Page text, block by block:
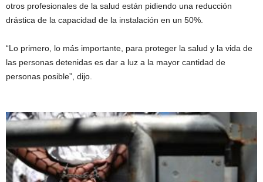
otros profesionales de la salud están pidiendo una reducción
drástica de la capacidad de la instalación en un 50%.
“Lo primero, lo más importante, para proteger la salud y la vida de
las personas detenidas es dar a luz a la mayor cantidad de
personas posible”, dijo.